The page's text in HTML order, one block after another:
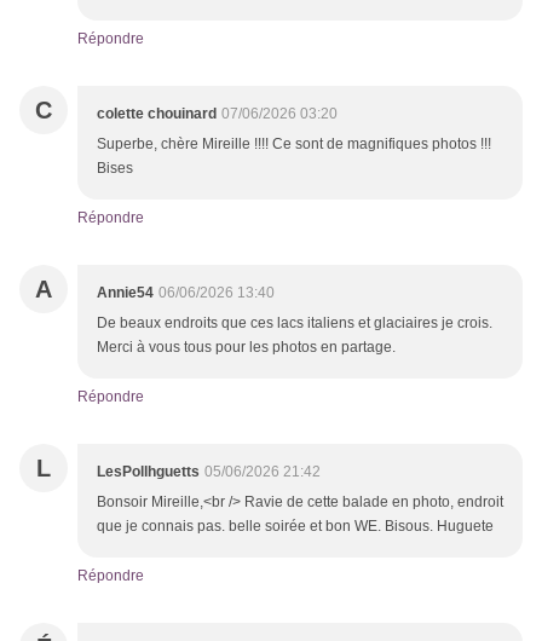
Répondre
C colette chouinard 07/06/2026 03:20
Superbe, chère Mireille !!!! Ce sont de magnifiques photos !!!
Bises
Répondre
A Annie54 06/06/2026 13:40
De beaux endroits que ces lacs italiens et glaciaires je crois.
Merci à vous tous pour les photos en partage.
Répondre
L LesPollhguetts 05/06/2026 21:42
Bonsoir Mireille,<br /> Ravie de cette balade en photo, endroit
que je connais pas. belle soirée et bon WE. Bisous. Huguete
Répondre